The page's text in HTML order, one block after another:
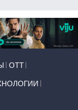
ОТТ